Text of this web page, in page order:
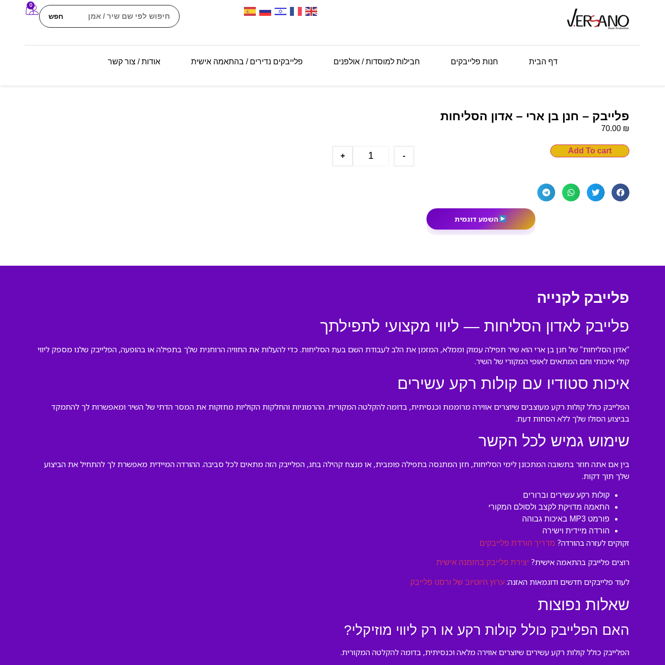
חפש
0
דף הבית חנות פלייבקים חבילות למוסדות / אולפנים פלייבקים נדירים / בהתאמה אישית אודות / צור קשר
פלייבק – חנן בן ארי – אדון הסליחות
70.00 ₪
-
+
Add To cart
השמע דוגמית
פלייבק לקנייה
פלייבק לאדון הסליחות — ליווי מקצועי לתפילתך
“אדון הסליחות” של חנן בן ארי הוא שיר תפילה עמוק וממלא, המזמן את הלב לעבודת השם בעת הסליחות. כדי להעלות את החוויה הרוחנית שלך בתפילה או בהופעה, הפלייבק שלנו מספק ליווי
קולי איכותי וחם המתאים לאופי המקורי של השיר.
איכות סטודיו עם קולות רקע עשירים
הפלייבק כולל קולות רקע מעוצבים שיוצרים אווירה מרוממת וכנסיתית, בדומה להקלטה המקורית. ההרמוניות והחלקות הקוליות מחזקות את המסר הדתי של השיר ומאפשרות לך להתמקד
בביצוע הסולו שלך ללא הסחות דעת.
שימוש גמיש לכל הקשר
בין אם אתה חוזר בתשובה המתכונן לימי הסליחות, חזן המתנסה בתפילה פומבית, או מנצח קהילה בחג, הפלייבק הזה מתאים לכל סביבה. ההורדה המיידית מאפשרת לך להתחיל את הביצוע
שלך תוך דקות.
קולות רקע עשירים וברורים
התאמה מדויקת לקצב ולסולם המקורי
פורמט MP3 באיכות גבוהה
הורדה מיידית וישירה
זקוקים לעזרה בהורדה? מדריך הורדת פלייבקים
רוצים פלייבק בהתאמה אישית? יצירת פלייבק בהזמנה אישית
לעוד פלייבקים חדשים ודוגמאות האזנה: ערוץ היוטיוב של ורסנו פלייבק
שאלות נפוצות
האם הפלייבק כולל קולות רקע או רק ליווי מוזיקלי?
הפלייבק כולל קולות רקע עשירים שיוצרים אווירה מלאה וכנסיתית, בדומה להקלטה המקורית.